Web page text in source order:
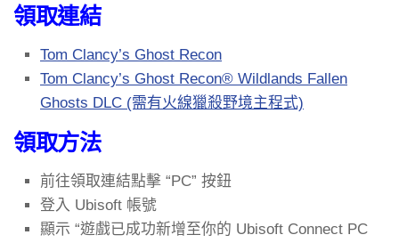
領取連結
Tom Clancy’s Ghost Recon
Tom Clancy’s Ghost Recon® Wildlands Fallen
Ghosts DLC (需有火線獵殺野境主程式)
領取方法
前往領取連結點擊 “PC” 按鈕
登入 Ubisoft 帳號
顯示 “遊戲已成功新增至你的 Ubisoft Connect PC